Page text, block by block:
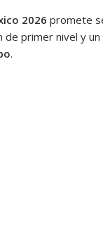
2026 promete
de primer nivel y
.